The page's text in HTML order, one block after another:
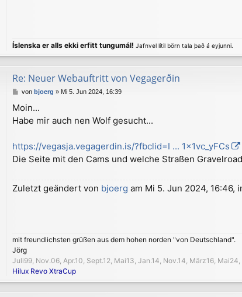
Íslenska er alls ekki erfitt tungumál! Jafnvel lítil börn tala það á eyjunni.
Re: Neuer Webauftritt von Vegagerðin
B
i
t
g
von bjoerg » Mi 5. Jun 2024, 16:39
Moin...
Habe mir auch nen Wolf gesucht...
https://vegasja.vegagerdin.is/?fbclid=I ... 1x1vc_yFCs
Die Seite mit den Cams und welche Straßen
Zuletzt geändert von bjoerg am Mi 5. Jun 2024, 16:46,
mit freundlichsten grüßen aus dem hohen norden "von Deutschland".
Jörg
Juli99, Nov.06, Apr.10, Sept.12, Mai13, Jan.14, Nov.14, März16,
Hilux Revo XtraCup